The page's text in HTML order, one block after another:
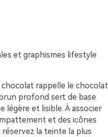
et graphismes lifestyle
rappelle le chocolat
profond sert de base
légère et lisible. À associer
et des icônes
réservez la teinte la plus